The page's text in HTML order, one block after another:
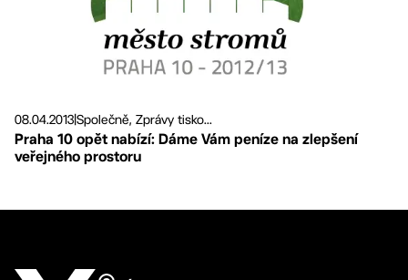
08.04.2013Společně, Zprávy tisko...
Praha 10 opět nabízí: Dáme Vám peníze na zlepšení
veřejného prostoru